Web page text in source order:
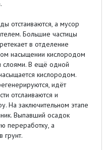
отстаиваются, а мусор
Большие частицы
в отделение
насыщении кислородом
слоями. В ещё одной
кислородом.
идёт
отслаиваются и
На заключительном этапе
Выпавший осадок
переработку, а
грунт.